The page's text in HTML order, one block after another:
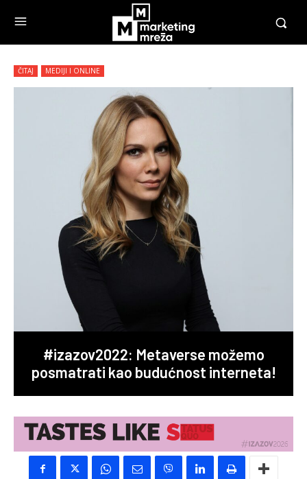
ČITAJ MEDIJI I ONLINE
#izazov2022: Metaverse možemo
posmatrati kao budućnost interneta!